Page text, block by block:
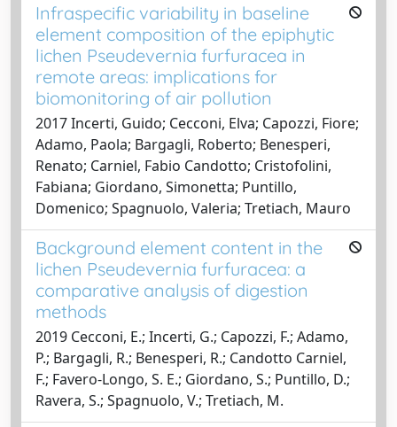
Infraspecific variability in baseline
element composition of the epiphytic
lichen Pseudevernia furfuracea in
remote areas: implications for
biomonitoring of air pollution
2017 Incerti, Guido; Cecconi, Elva; Capozzi, Fiore;
Adamo, Paola; Bargagli, Roberto; Benesperi,
Renato; Carniel, Fabio Candotto; Cristofolini,
Fabiana; Giordano, Simonetta; Puntillo,
Domenico; Spagnuolo, Valeria; Tretiach, Mauro
Background element content in the
lichen Pseudevernia furfuracea: a
comparative analysis of digestion
methods
2019 Cecconi, E.; Incerti, G.; Capozzi, F.; Adamo,
P.; Bargagli, R.; Benesperi, R.; Candotto Carniel,
F.; Favero-Longo, S. E.; Giordano, S.; Puntillo, D.;
Ravera, S.; Spagnuolo, V.; Tretiach, M.